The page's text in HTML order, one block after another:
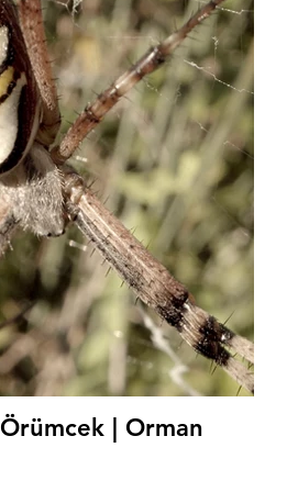
Örümcek | Orman